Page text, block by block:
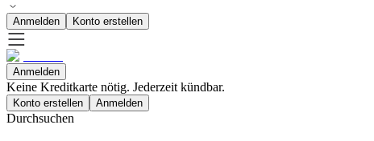
Anmelden Konto erstellen
Anmelden
Keine Kreditkarte nötig. Jederzeit kündbar.
Konto erstellen Anmelden
Durchsuchen